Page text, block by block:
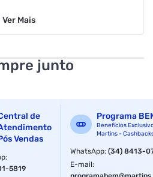
Ver Mais
junto
de
Vendas
:
5819
Programa
Benefícios
Martins -
WhatsApp:(34) 8413-
E-mail: